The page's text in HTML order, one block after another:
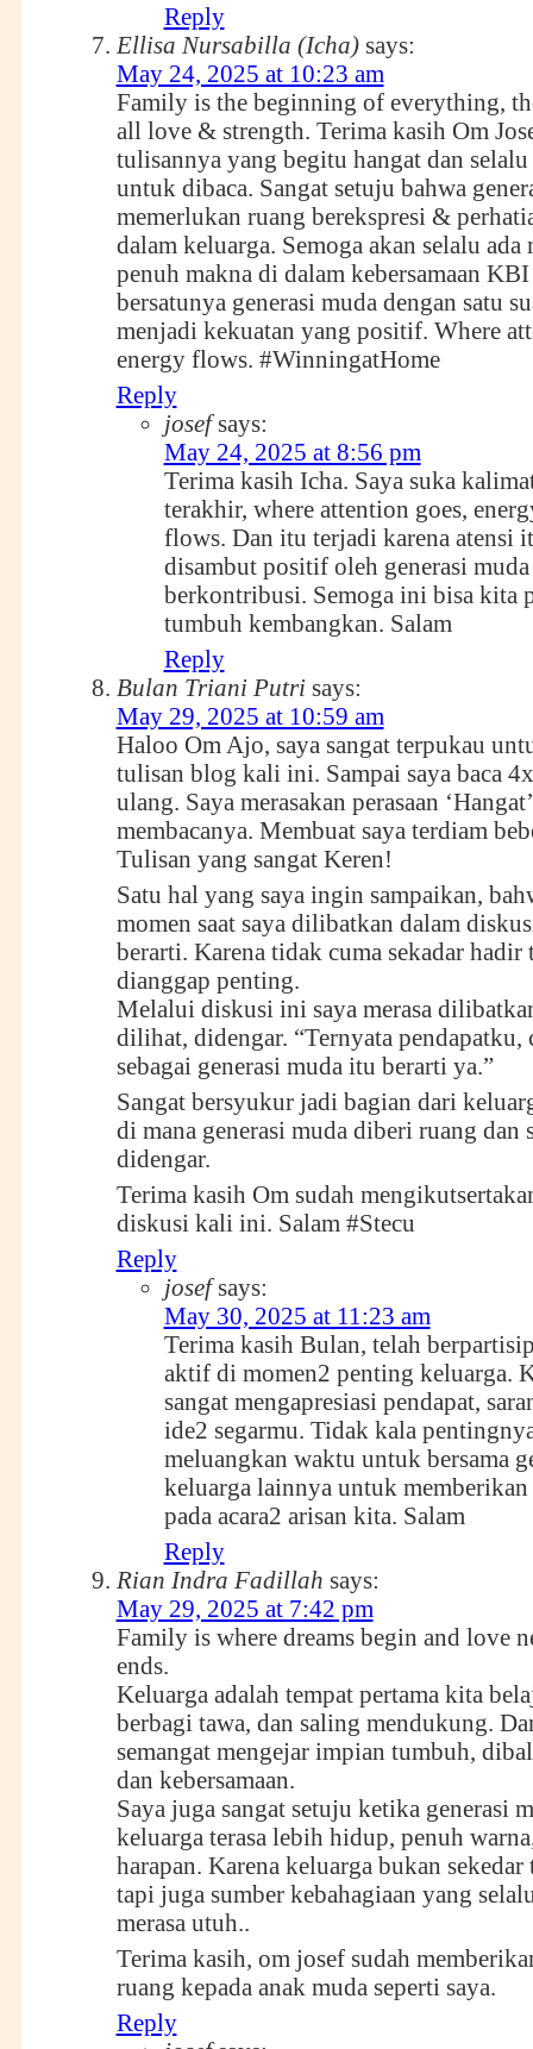
Reply
Ellisa Nursabilla (Icha) says:
May 24, 2025 at 10:23 am
Family is the beginning of everything,
all love & strength. Terima kasih Om
tulisannya yang begitu hangat dan
untuk dibaca. Sangat setuju bahwa
memerlukan ruang berekspresi &
dalam keluarga. Semoga akan selalu ada
penuh makna di dalam kebersamaan KBI
bersatunya generasi muda dengan satu
menjadi kekuatan yang positif. Where
energy flows. #WinningatHome
Reply
josef says:
May 24, 2025 at 8:56 pm
Terima kasih Icha. Saya suka
terakhir, where attention goes,
flows. Dan itu terjadi karena atensi
disambut positif oleh generasi
berkontribusi. Semoga ini bisa kita
tumbuh kembangkan. Salam
Reply
Bulan Triani Putri says:
May 29, 2025 at 10:59 am
Haloo Om Ajo, saya sangat terpukau
tulisan blog kali ini. Sampai saya baca
ulang. Saya merasakan perasaan
membacanya. Membuat saya terdiam
Tulisan yang sangat Keren!
Satu hal yang saya ingin sampaikan,
momen saat saya dilibatkan dalam
berarti. Karena tidak cuma sekadar hadir
dianggap penting.
Melalui diskusi ini saya merasa
dilihat, didengar. “Ternyata pendapatku,
sebagai generasi muda itu berarti ya.”
Sangat bersyukur jadi bagian dari
di mana generasi muda diberi ruang dan
didengar.
Terima kasih Om sudah
diskusi kali ini. Salam #Stecu
Reply
josef says:
May 30, 2025 at 11:23 am
Terima kasih Bulan, telah
aktif di momen2 penting keluarga.
sangat mengapresiasi pendapat,
ide2 segarmu. Tidak kala
meluangkan waktu untuk bersama
keluarga lainnya untuk memberikan
pada acara2 arisan kita. Salam
Reply
Rian Indra Fadillah says:
May 29, 2025 at 7:42 pm
Family is where dreams begin and love
ends.
Keluarga adalah tempat pertama kita
berbagi tawa, dan saling mendukung.
semangat mengejar impian tumbuh,
dan kebersamaan.
Saya juga sangat setuju ketika generasi
keluarga terasa lebih hidup, penuh
harapan. Karena keluarga bukan
tapi juga sumber kebahagiaan yang
merasa utuh..
Terima kasih, om josef sudah
ruang kepada anak muda seperti saya.
Reply